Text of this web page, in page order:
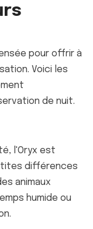
pour offrir à
Voici les
de nuit.
l'Oryx est
différences
animaux
humide ou